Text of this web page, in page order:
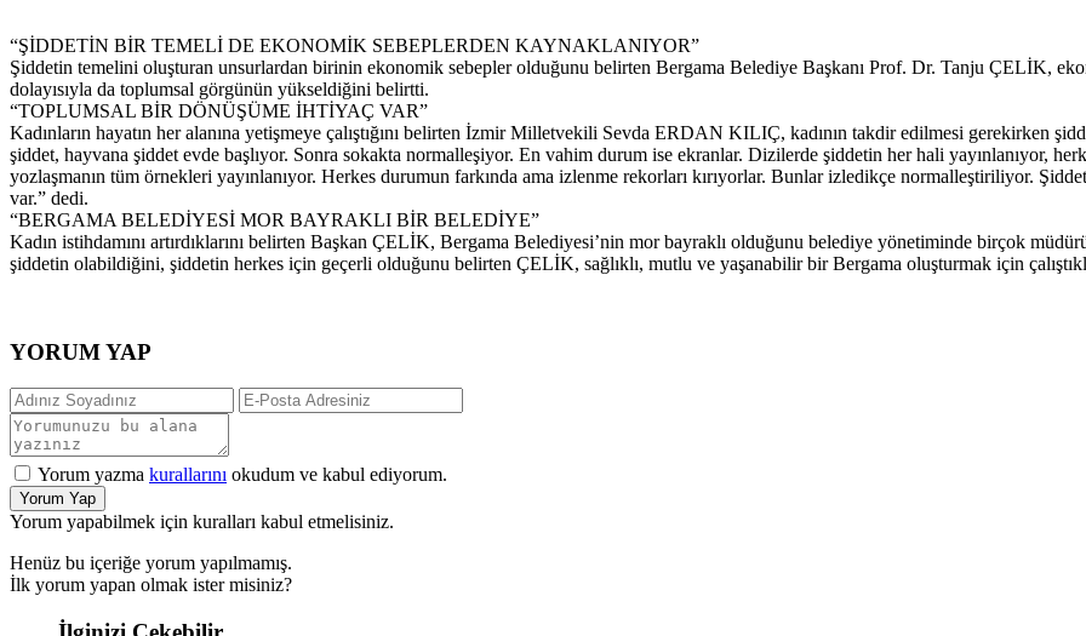
“ŞİDDETİN BİR TEMELİ DE EKONOMİK SEBEPLERDEN KAYNAKLANIYOR”
Şiddetin temelini oluşturan unsurlardan birinin ekonomik sebepler olduğunu belirten Bergama Belediye Başkanı Prof. Dr. Tanju ÇELİK,
dolayısıyla da toplumsal görgünün yükseldiğini belirtti.
“TOPLUMSAL BİR DÖNÜŞÜME İHTİYAÇ VAR”
Kadınların hayatın her alanına yetişmeye çalıştığını belirten İzmir Milletvekili Sevda ERDAN KILIÇ, kadının takdir edilmesi gerekirken
şiddet, hayvana şiddet evde başlıyor. Sonra sokakta normalleşiyor. En vahim durum ise ekranlar. Dizilerde şiddetin her hali yayınlanıyor,
yozlaşmanın tüm örnekleri yayınlanıyor. Herkes durumun farkında ama izlenme rekorları kırıyorlar. Bunlar izledikçe normalleştiriliyor.
var.” dedi.
“BERGAMA BELEDİYESİ MOR BAYRAKLI BİR BELEDİYE”
Kadın istihdamını artırdıklarını belirten Başkan ÇELİK, Bergama Belediyesi’nin mor bayraklı olduğunu belediye yönetiminde birçok
şiddetin olabildiğini, şiddetin herkes için geçerli olduğunu belirten ÇELİK, sağlıklı, mutlu ve yaşanabilir bir Bergama oluşturmak için
YORUM YAP
Yorum yazma kurallarını okudum ve kabul ediyorum.
Yorum Yap
Yorum yapabilmek için kuralları kabul etmelisiniz.
Henüz bu içeriğe yorum yapılmamış.
İlk yorum yapan olmak ister misiniz?